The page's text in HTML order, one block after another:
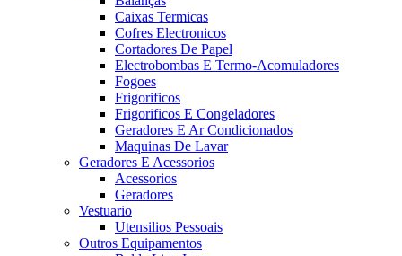
Caixas Termicas
Cofres Electronicos
Cortadores De Papel
Electrobombas E Termo-Acomuladores
Fogoes
Frigorificos
Frigorificos E Congeladores
Geradores E Ar Condicionados
Maquinas De Lavar
Geradores E Acessorios
Acessorios
Geradores
Vestuario
Utensilios Pessoais
Outros Equipamentos